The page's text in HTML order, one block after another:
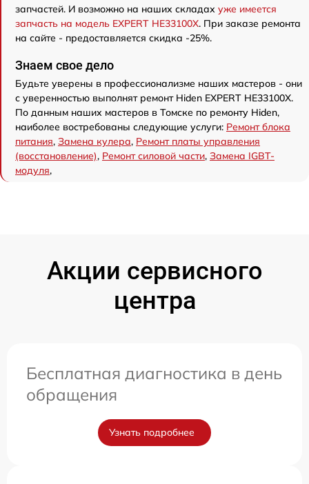
запчастей. И возможно на наших складах уже имеется
запчасть на модель EXPERT HE33100X. При заказе ремонта
на сайте - предоставляется скидка -25%.
Знаем свое дело
Будьте уверены в профессионализме наших мастеров - они
с уверенностью выполнят ремонт Hiden EXPERT HE33100X.
По данным наших мастеров в Томске по ремонту Hiden,
наиболее востребованы следующие услуги: Ремонт блока
питания, Замена кулера, Ремонт платы управления
(восстановление), Ремонт силовой части, Замена IGBT-
модуля,
Акции сервисного
центра
Бесплатная диагностика в день
обращения
Узнать подробнее